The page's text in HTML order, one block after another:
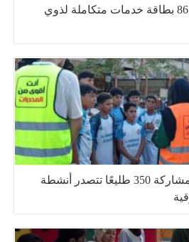
تضامن الشرقية تسلم 861 بطاقة خدمات متكاملة لذوي
ورش مكافحة الإدمان بمشاركة 350 طليعًا تتصدر أنشطة